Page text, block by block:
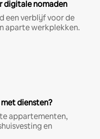
digitale nomaden
een verblijf voor de
aparte werkplekken.
diensten?
appartementen,
en